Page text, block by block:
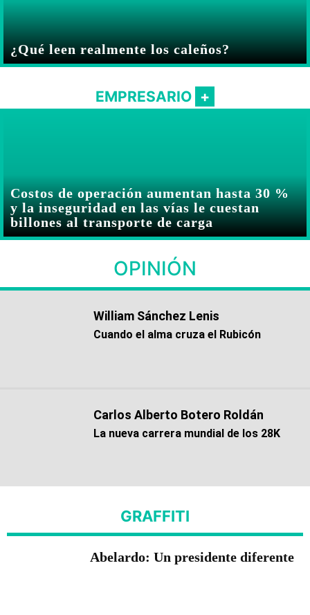
¿Qué leen realmente los caleños?
EMPRESARIO
Costos de operación aumentan hasta 30 %
y la inseguridad en las vías le cuestan
billones al transporte de carga
OPINIÓN
William Sánchez Lenis
Cuando el alma cruza el Rubicón
Carlos Alberto Botero Roldán
La nueva carrera mundial de los 28K
GRAFFITI
Abelardo: Un presidente diferente